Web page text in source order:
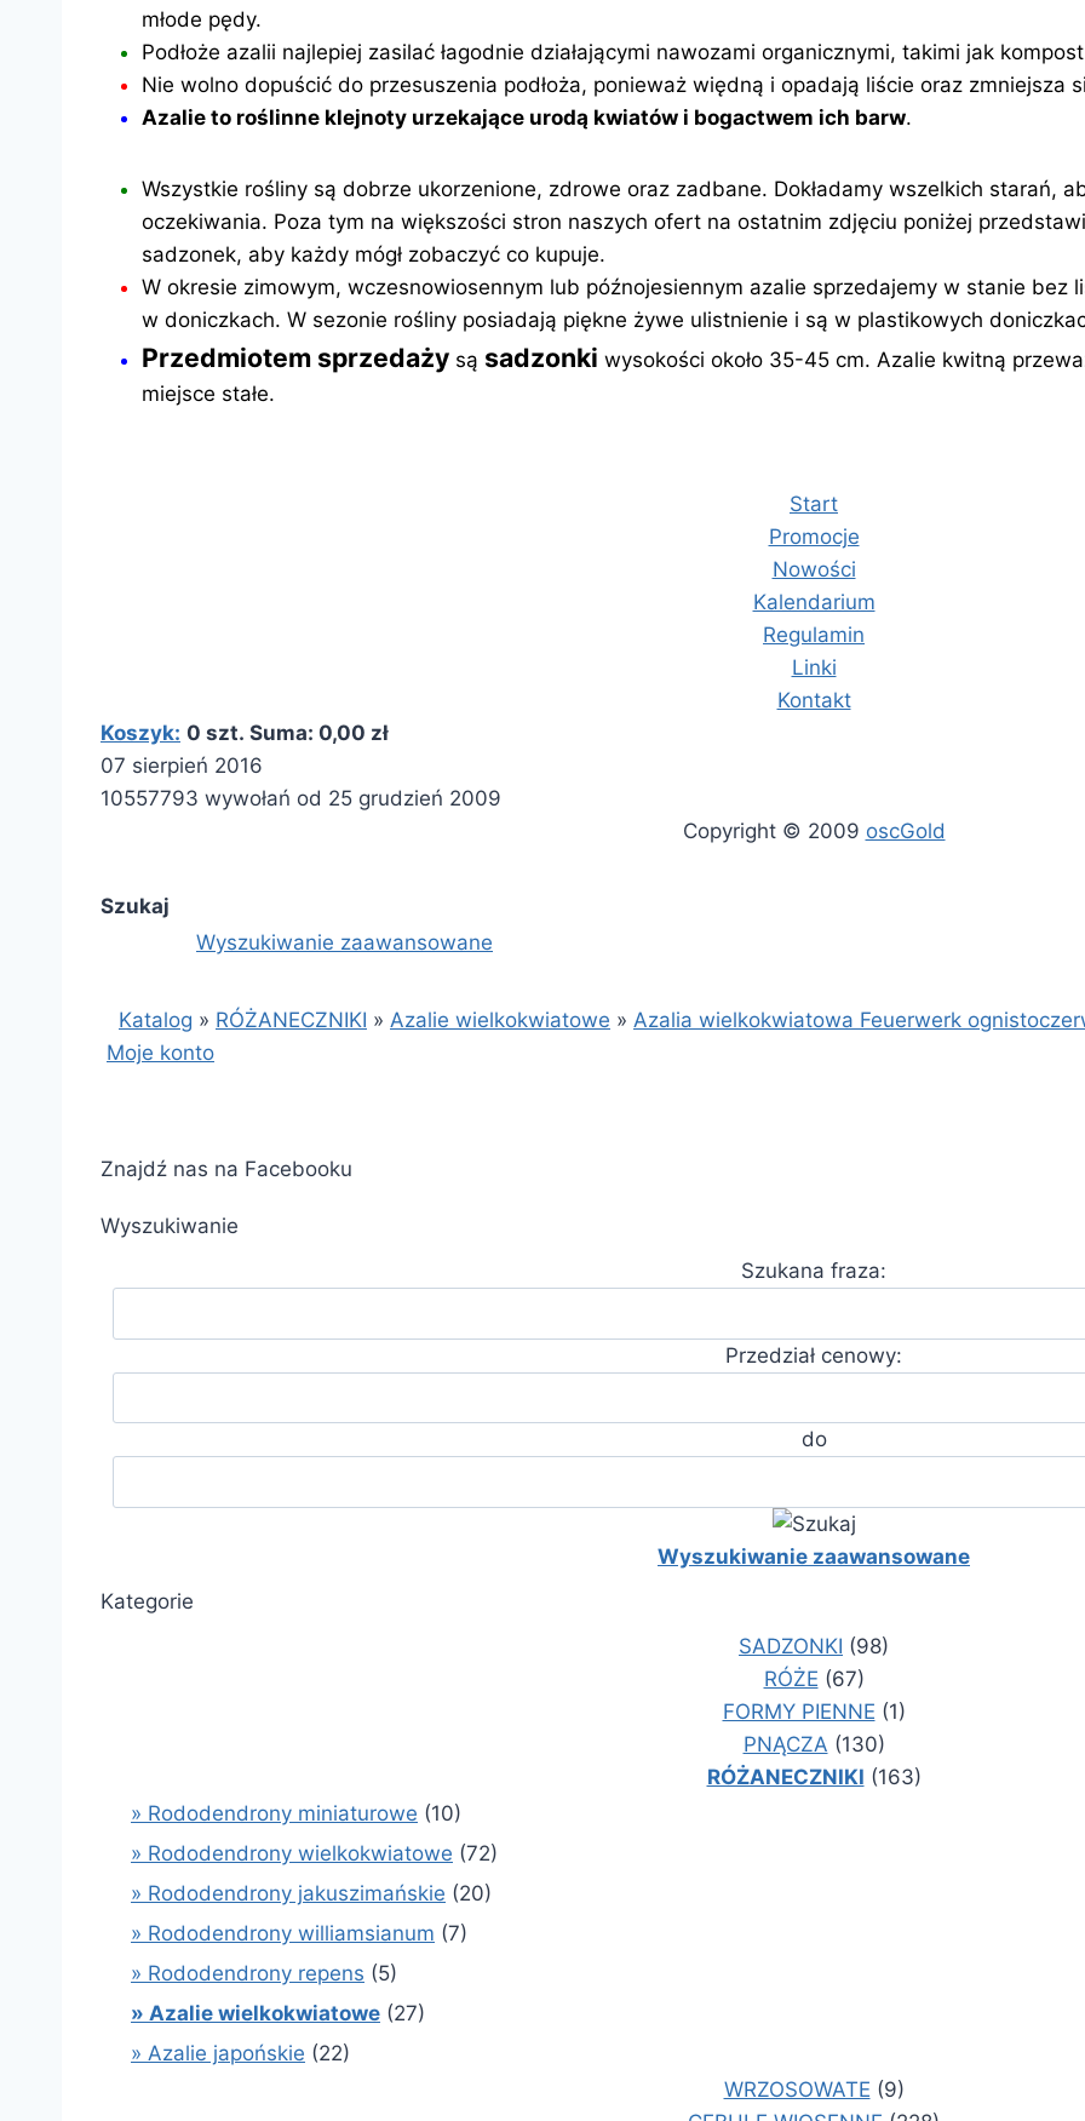
młode pędy.
Podłoże azalii najlepiej zasilać łagodnie działającymi nawozami organicznymi, takimi jak
Nie wolno dopuścić do przesuszenia podłoża, ponieważ więdną i opadają liście oraz zmniejsza
Azalie to roślinne klejnoty urzekające urodą kwiatów i bogactwem ich barw.
Wszystkie rośliny są dobrze ukorzenione, zdrowe oraz zadbane. Dokładamy wszelkich starań,
oczekiwania. Poza tym na większości stron naszych ofert na ostatnim zdjęciu poniżej
sadzonek, aby każdy mógł zobaczyć co kupuje.
W okresie zimowym, wczesnowiosennym lub późnojesiennym azalie sprzedajemy w stanie bez
w doniczkach. W sezonie rośliny posiadają piękne żywe ulistnienie i są w plastikowych
Przedmiotem sprzedaży są sadzonki wysokości około 35-45 cm. Azalie kwitną
miejsce stałe.
Start
Promocje
Nowości
Kalendarium
Regulamin
Linki
Kontakt
Koszyk: 0 szt. Suma: 0,00 zł
07 sierpień 2016
10557793 wywołań od 25 grudzień 2009
Copyright © 2009 oscGold
Szukaj
Wyszukiwanie zaawansowane
Katalog » RÓŻANECZNIKI » Azalie wielkokwiatowe » Azalia wielkokwiatowa Feuerwerk
Moje konto
Znajdź nas na Facebooku
Wyszukiwanie
Szukana fraza:
Przedział cenowy:
do
Wyszukiwanie zaawansowane
Kategorie
SADZONKI (98)
RÓŻE (67)
FORMY PIENNE (1)
PNĄCZA (130)
RÓŻANECZNIKI (163)
» Rododendrony miniaturowe (10)
» Rododendrony wielkokwiatowe (72)
» Rododendrony jakuszimańskie (20)
» Rododendrony williamsianum (7)
» Rododendrony repens (5)
» Azalie wielkokwiatowe (27)
» Azalie japońskie (22)
WRZOSOWATE (9)